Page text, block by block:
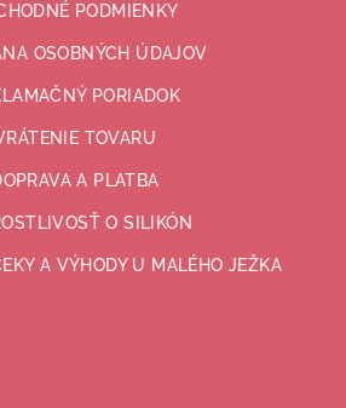
PODMIENKY
OSOBNÝCH ÚDAJOV
PORIADOK
TOVARU
A PLATBA
O SILIKÓN
A VÝHODY U MALÉHO JEŽKA